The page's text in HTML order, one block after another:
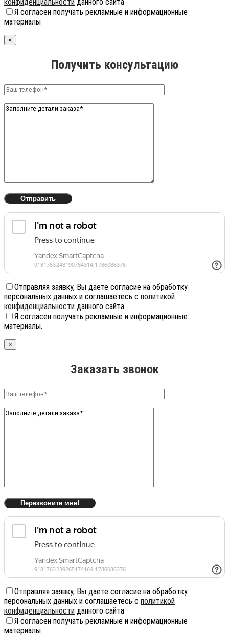
Я согласен получать рекламные и информационные
материалы
×
Получить консультацию
Отправляя заявку, Вы даете согласие на обработку
персональных данных и соглашаетесь с политикой
конфиденциальности данного сайта
Я согласен получать рекламные и информационные
материалы.
×
Заказать звонок
Отправляя заявку, Вы даете согласие на обработку
персональных данных и соглашаетесь с политикой
конфиденциальности данного сайта
Я согласен получать рекламные и информационные
материалы